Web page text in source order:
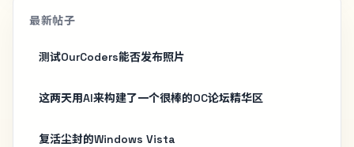
最新帖子
测试OurCoders能否发布照片
这两天用AI来构建了一个很棒的OC论坛精华区
复活尘封的Windows Vista